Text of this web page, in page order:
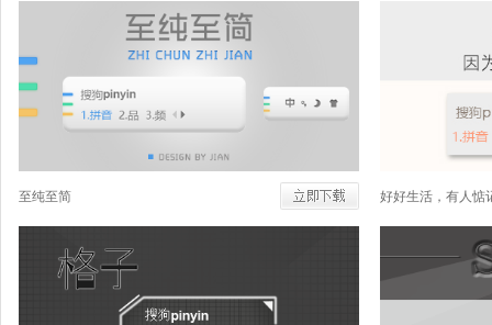
至纯至简 好好生活，有人惦